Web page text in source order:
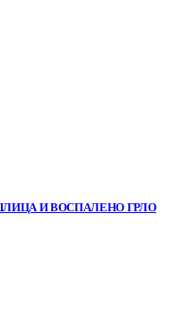
И ВОСПАЛЕНО ГРЛО